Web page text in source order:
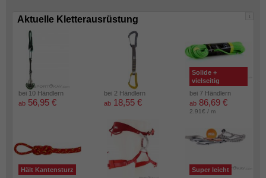
i
Aktuelle Kletterausrüstung
bei 10 Händlern
ab 56,95 €
bei 2 Händlern
ab 18,55 €
Solide +
vielseitig
bei 7 Händlern
ab 86,69 €
2.91€ / m
Hält Kantensturz
Super leicht